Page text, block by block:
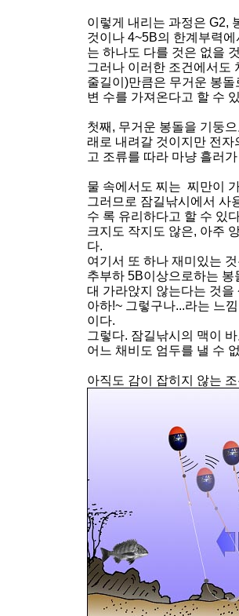
이렇게 내리는 과정은 G2,
것이나 4~5B의 한계부력
는 하나도 다를 것은 없을
그러나 이러한 조건에서도
줄길이)만큼은 무거운 봉
변 수를 가져온다고 할 수
첫째, 무거운 봉돌을 기둥
래로 내려갈 것이지만 전
고 조류를 따라 마냥 흘러
물 속에서도 찌는 찌만이
그러므로 잠길낚시에서 사
수 록 유리하다고 할 수 있
크지도 작지도 않은, 아주
다.
여기서 또 하나 재미있는
추부하 5B이상으로하는
대 가라앉지 않는다는 것을
아하!~ 그렇구나...라는 느
이다.
그렇다. 잠길낚시의 맥이
어느 채비도 엄두를 낼 수
아직도 감이 잡히지 않는